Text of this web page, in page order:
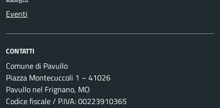
Eventi
CONTATTI
Comune di Pavullo
Piazza Montecuccoli 1 – 41026
Pavullo nel Frignano, MO
Codice fiscale / P.IVA: 00223910365